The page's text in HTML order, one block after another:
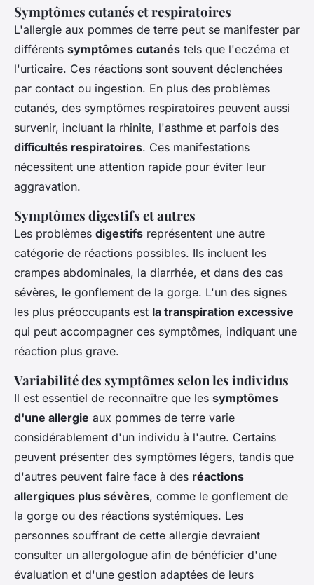
Symptômes cutanés et respiratoires
L'allergie aux pommes de terre peut se manifester par
différents symptômes cutanés tels que l'eczéma et
l'urticaire. Ces réactions sont souvent déclenchées
par contact ou ingestion. En plus des problèmes
cutanés, des symptômes respiratoires peuvent aussi
survenir, incluant la rhinite, l'asthme et parfois des
difficultés respiratoires. Ces manifestations
nécessitent une attention rapide pour éviter leur
aggravation.
Symptômes digestifs et autres
Les problèmes digestifs représentent une autre
catégorie de réactions possibles. Ils incluent les
crampes abdominales, la diarrhée, et dans des cas
sévères, le gonflement de la gorge. L'un des signes
les plus préoccupants est la transpiration excessive
qui peut accompagner ces symptômes, indiquant une
réaction plus grave.
Variabilité des symptômes selon les individus
Il est essentiel de reconnaître que les symptômes
d'une allergie aux pommes de terre varie
considérablement d'un individu à l'autre. Certains
peuvent présenter des symptômes légers, tandis que
d'autres peuvent faire face à des réactions
allergiques plus sévères, comme le gonflement de
la gorge ou des réactions systémiques. Les
personnes souffrant de cette allergie devraient
consulter un allergologue afin de bénéficier d'une
évaluation et d'une gestion adaptées de leurs